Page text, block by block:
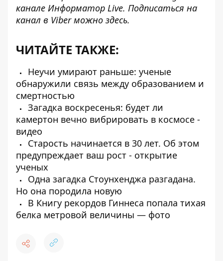
канале Информатор Live. Подписаться на
канал в Viber можно здесь.
ЧИТАЙТЕ ТАКЖЕ:
Неучи умирают раньше: ученые
обнаружили связь между образованием и
смертностью
Загадка воскресенья: будет ли
камертон вечно вибрировать в космосе -
видео
Старость начинается в 30 лет. Об этом
предупреждает ваш рост - открытие
ученых
Одна загадка Стоунхенджа разгадана.
Но она породила новую
В Книгу рекордов Гиннеса попала тихая
белка метровой величины — фото